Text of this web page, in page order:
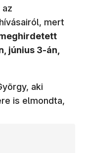
mert
június 3-án,
aki
is elmondta,